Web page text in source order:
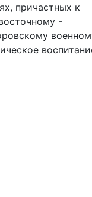
причастных к
-